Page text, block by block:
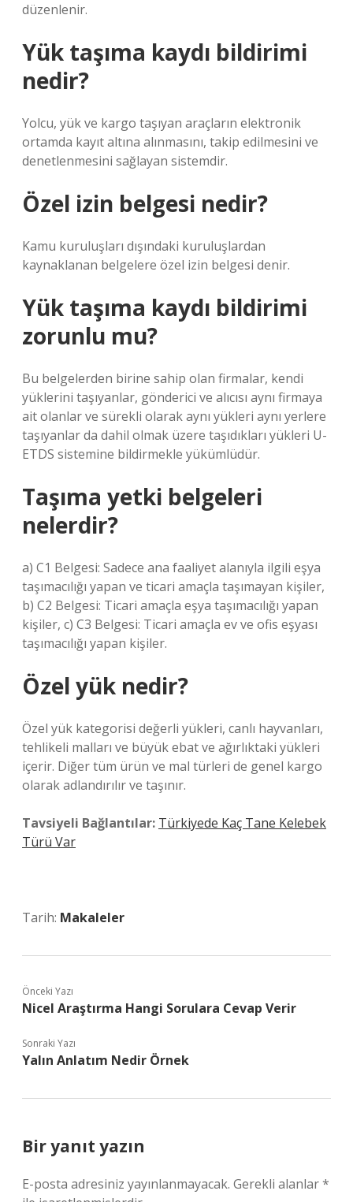
düzenlenir.
Yük taşıma kaydı bildirimi
nedir?
Yolcu, yük ve kargo taşıyan araçların elektronik
ortamda kayıt altına alınmasını, takip edilmesini ve
denetlenmesini sağlayan sistemdir.
Özel izin belgesi nedir?
Kamu kuruluşları dışındaki kuruluşlardan
kaynaklanan belgelere özel izin belgesi denir.
Yük taşıma kaydı bildirimi
zorunlu mu?
Bu belgelerden birine sahip olan firmalar, kendi
yüklerini taşıyanlar, gönderici ve alıcısı aynı firmaya
ait olanlar ve sürekli olarak aynı yükleri aynı yerlere
taşıyanlar da dahil olmak üzere taşıdıkları yükleri U-
ETDS sistemine bildirmekle yükümlüdür.
Taşıma yetki belgeleri
nelerdir?
a) C1 Belgesi: Sadece ana faaliyet alanıyla ilgili eşya
taşımacılığı yapan ve ticari amaçla taşımayan kişiler,
b) C2 Belgesi: Ticari amaçla eşya taşımacılığı yapan
kişiler, c) C3 Belgesi: Ticari amaçla ev ve ofis eşyası
taşımacılığı yapan kişiler.
Özel yük nedir?
Özel yük kategorisi değerli yükleri, canlı hayvanları,
tehlikeli malları ve büyük ebat ve ağırlıktaki yükleri
içerir. Diğer tüm ürün ve mal türleri de genel kargo
olarak adlandırılır ve taşınır.
Tavsiyeli Bağlantılar: Türkiyede Kaç Tane Kelebek
Türü Var
Tarih: Makaleler
Önceki Yazı
Nicel Araştırma Hangi Sorulara Cevap Verir
Sonraki Yazı
Yalın Anlatım Nedir Örnek
Bir yanıt yazın
E-posta adresiniz yayınlanmayacak. Gerekli alanlar*